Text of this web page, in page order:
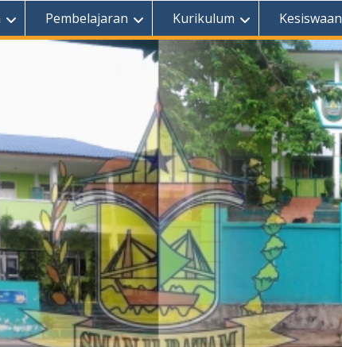
Pembelajaran Kurikulum Kesiswaan